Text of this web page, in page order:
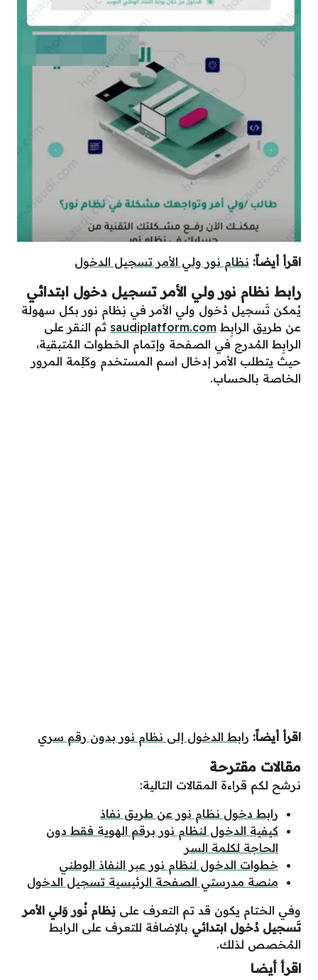
اقرأ أيضاً: نظام نور ولي الأمر تسجيل الدخول
رابط نظام نور ولي الأمر تسجيل دخول ابتدائي
يُمكن تَسجيل دُخول ولي الأمر في نِظام نور بكل سهولة
عن طريق الرابِط saudiplatform.com ثم النقر على
الرابِط المُدرج في الصفحة وإتمام الخطوات المُتبقية،
حيث يتطلب الأمر إدخال اسم المستخدم وكَلِمة المرور
الخاصة بالحساب.
اقرأ أيضاً: رابط الدخول إلى نظام نور بدون رقم سري
مقالات مقترحة
نرشح لكم قراءة المقالات التالية:
رابط دخول نظام نور عن طريق نفاذ
كيفية الدخول لنظام نور برقم الهوية فقط دون
الحاجة لكلمة السر
خطوات الدخول لنظام نور عبر النفاذ الوطني
منصة مدرستي الصفحة الرئيسية تسجيل الدخول
وفي الختام يكون قد تم التعرف على نِظام نُور وَلي الأمر
تَسجيل دُخول ابتدائي بالإضافة للتعرف على الرابط
المُخصص لذلك.
اقرأ أيضا